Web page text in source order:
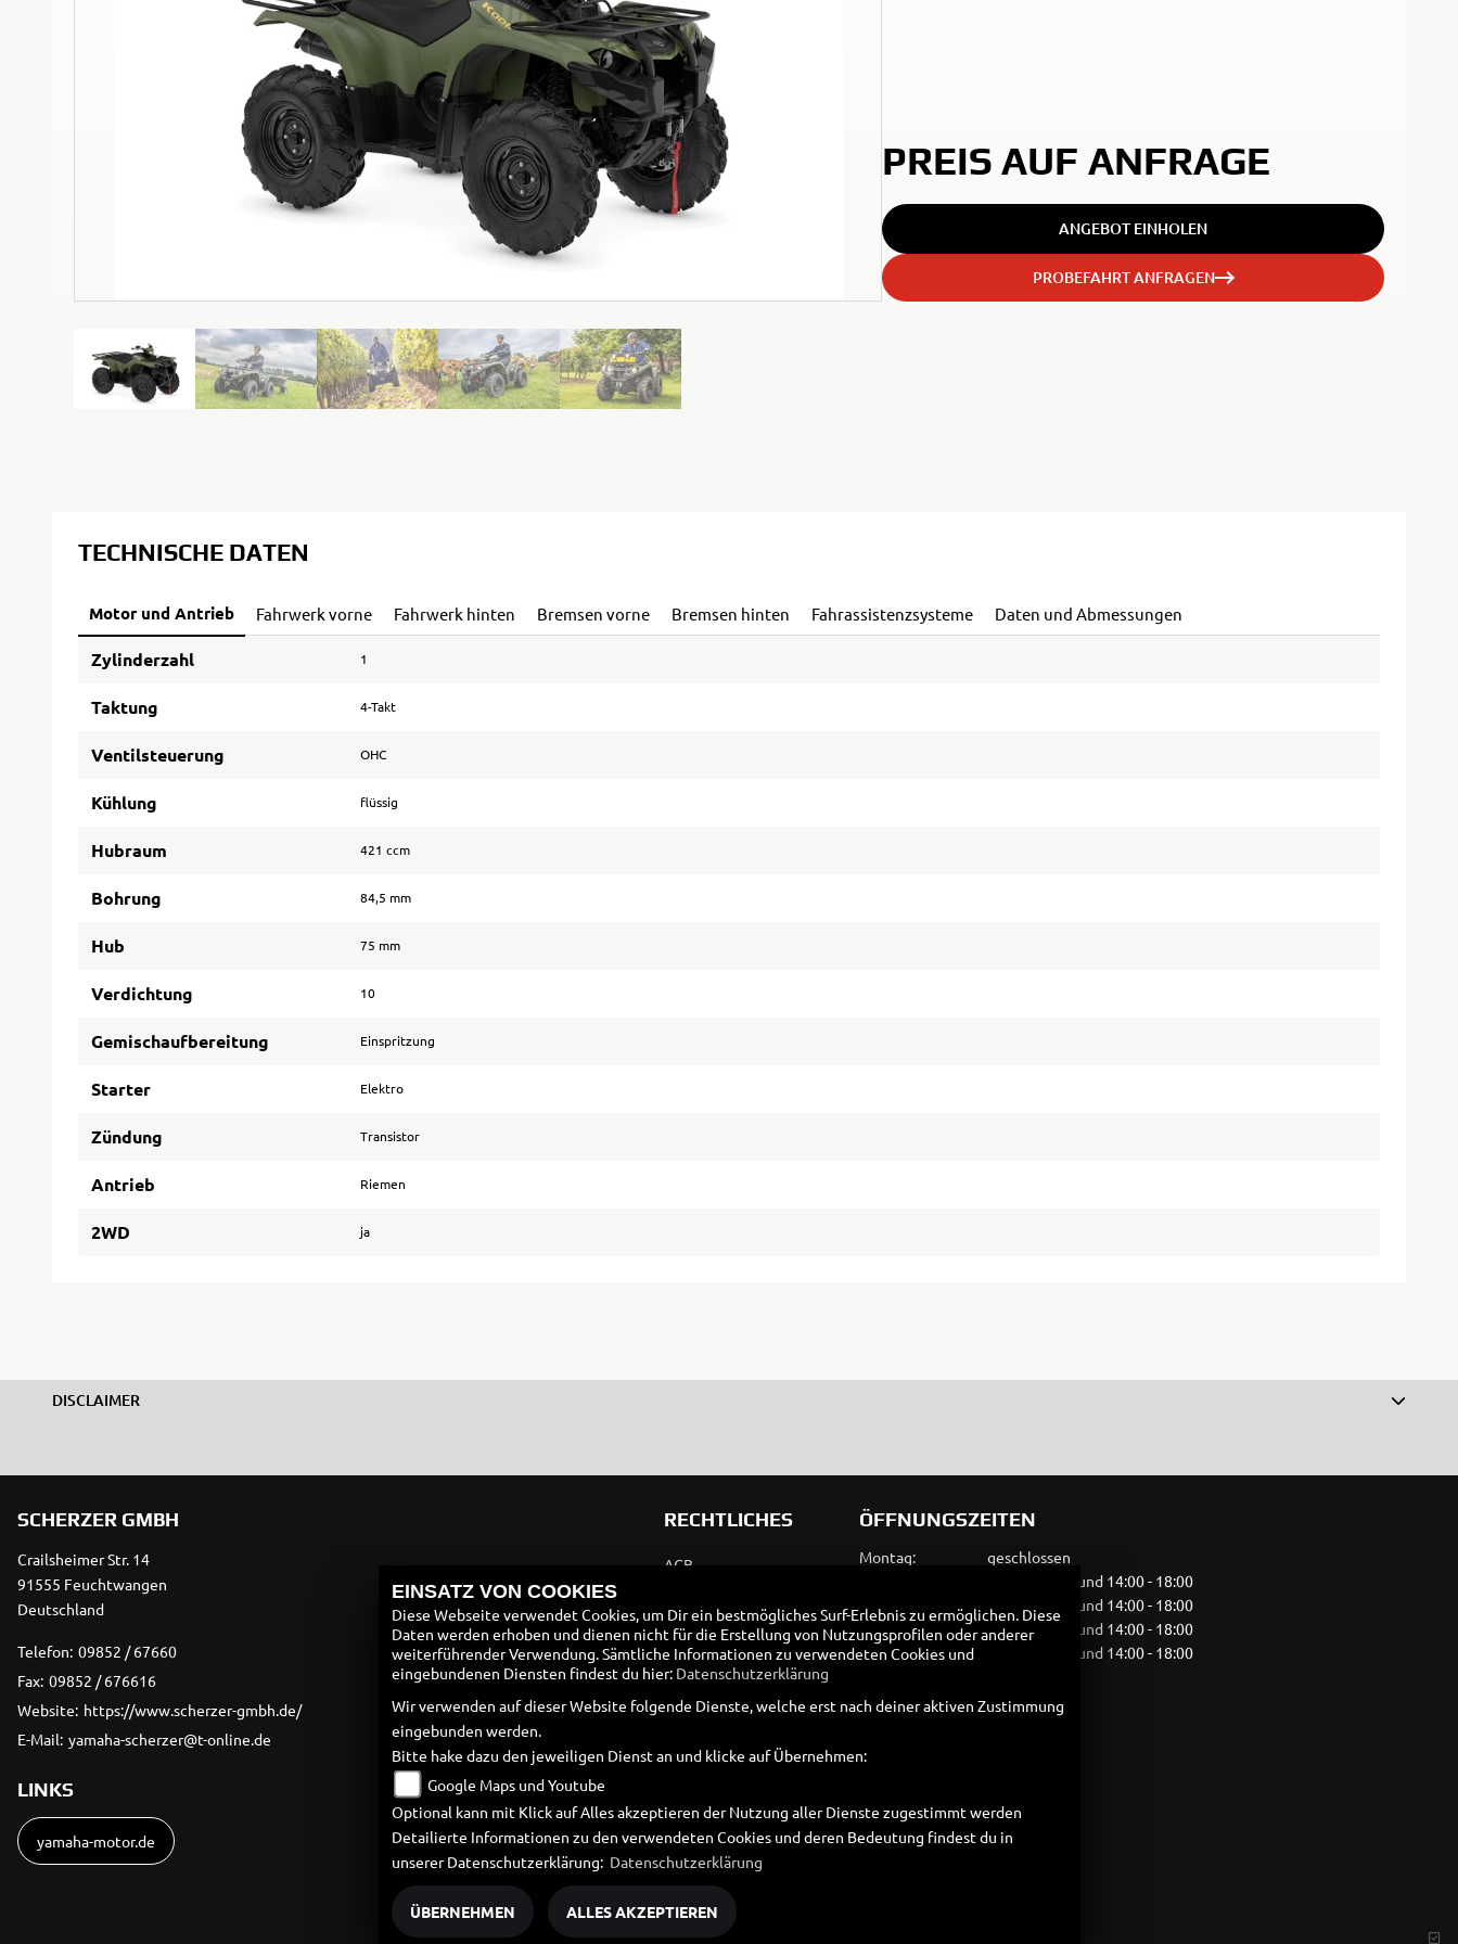
PREIS AUF ANFRAGE
ANGEBOT EINHOLEN
PROBEFAHRT ANFRAGEN
TECHNISCHE DATEN
Motor und Antrieb Fahrwerk vorne Fahrwerk hinten Bremsen vorne Bremsen hinten Fahrassistenzsysteme Daten und Abmessungen
Zylinderzahl 1
Taktung 4-Takt
Ventilsteuerung OHC
Kühlung flüssig
Hubraum 421 ccm
Bohrung 84,5 mm
Hub 75 mm
Verdichtung 10
Gemischaufbereitung Einspritzung
Starter Elektro
Zündung Transistor
Antrieb Riemen
2WD ja
DISCLAIMER
SCHERZER GMBH
Crailsheimer Str. 14
91555 Feuchtwangen
Deutschland
Telefon: 09852 / 67660
Fax: 09852 / 676616
Website: https://www.scherzer-gmbh.de/
E-Mail: yamaha-scherzer@t-online.de
LINKS
yamaha-motor.de
RECHTLICHES
AGB
Datenschutz
Disclaimer
Barrierefreiheit
ÖFFNUNGSZEITEN
Montag:
geschlossen
09:00 - 13:00 und 14:00 - 18:00
Mittwoch:
09:00 - 13:00 und 14:00 - 18:00
Donnerstag:
09:00 - 13:00 und 14:00 - 18:00
Freitag:
09:00 - 13:00 und 14:00 - 18:00
Sonntag:
geschlossen
EINSATZ VON COOKIES
Diese Webseite verwendet Cookies, um Dir ein bestmögliches Surf-Erlebnis zu ermöglichen. Diese
Daten werden erhoben und dienen nicht für die Erstellung von Nutzungsprofilen oder anderer
weiterführender Verwendung. Sämtliche Informationen zu verwendeten Cookies und
eingebundenen Diensten findest du hier: Datenschutzerklärung
Wir verwenden auf dieser Website folgende Dienste, welche erst nach deiner aktiven Zustimmung
eingebunden werden.
Bitte hake dazu den jeweiligen Dienst an und klicke auf Übernehmen:
Google Maps und Youtube
Optional kann mit Klick auf Alles akzeptieren der Nutzung aller Dienste zugestimmt werden
Detailierte Informationen zu den verwendeten Cookies und deren Bedeutung findest du in
unserer Datenschutzerklärung: Datenschutzerklärung
ÜBERNEHMEN ALLES AKZEPTIEREN